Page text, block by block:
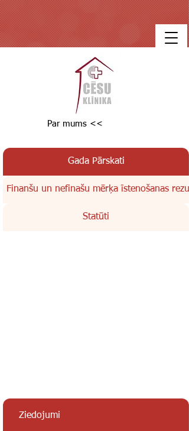
Par mums <<
Gada Pārskati
Finanšu un nefinašu mērķa īstenošanas
Statūti
Ziedojumi